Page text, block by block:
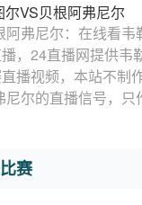
尔VS贝根阿弗尼尔
阿弗尼尔：在线看韦
，24直播网提供韦
播视频，本站不制
尼尔的直播信号，只
赛